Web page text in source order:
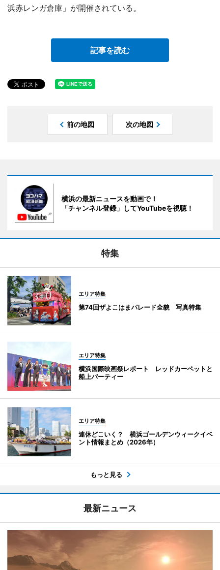
浜赤レンガ倉庫」が開催されている。
記事を読む
前の地図 次の地図
横浜の最新ニュースを動画で！
「チャンネル登録」してYouTubeを視聴！
特集
エリア特集
第74回ザよこはまパレード全貌 写真特集
エリア特集
横浜国際映画祭レポート レッドカーペットと
船上パーティー
エリア特集
連休どこいく？ 横浜ゴールデンウィークイベ
ント情報まとめ（2026年）
もっと見る
最新ニュース